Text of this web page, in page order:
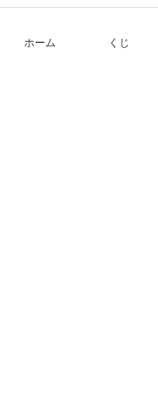
ホーム くじ